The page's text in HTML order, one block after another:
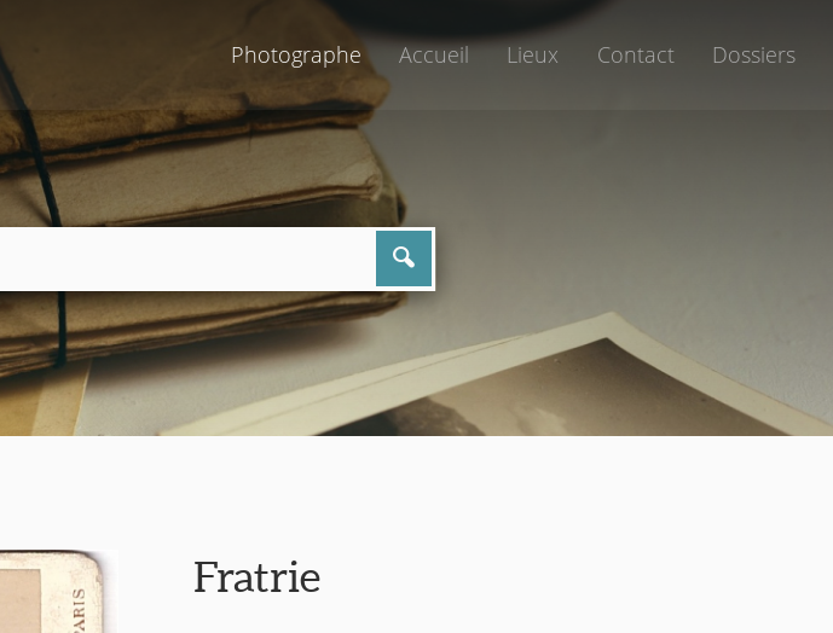
Photographe Accueil Lieux Contact Dossiers
Fratrie